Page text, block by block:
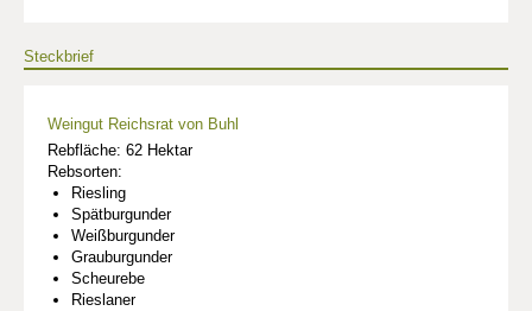
Steckbrief
Weingut Reichsrat von Buhl
Rebfläche: 62 Hektar
Rebsorten:
Riesling
Spätburgunder
Weißburgunder
Grauburgunder
Scheurebe
Rieslaner